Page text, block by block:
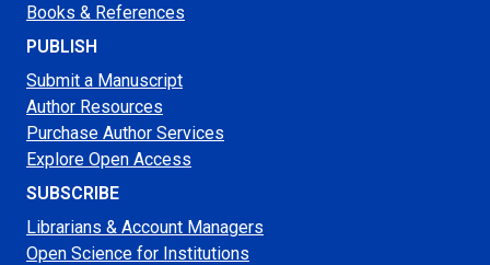
Books & References
PUBLISH
Submit a Manuscript
Author Resources
Purchase Author Services
Explore Open Access
SUBSCRIBE
Librarians & Account Managers
Open Science for Institutions